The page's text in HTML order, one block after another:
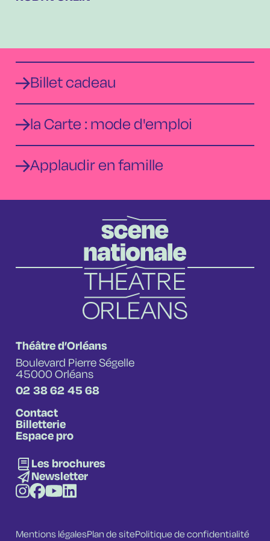
Billet cadeau
la Carte : mode d'emploi
Applaudir en famille
Théâtre d’Orléans
Boulevard Pierre Ségelle
45000 Orléans
02 38 62 45 68
Contact
Billetterie
Espace pro
Les brochures
Newsletter
Mentions légalesPlan de sitePolitique de confidentialité